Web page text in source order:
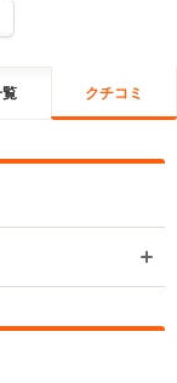
クチコミ